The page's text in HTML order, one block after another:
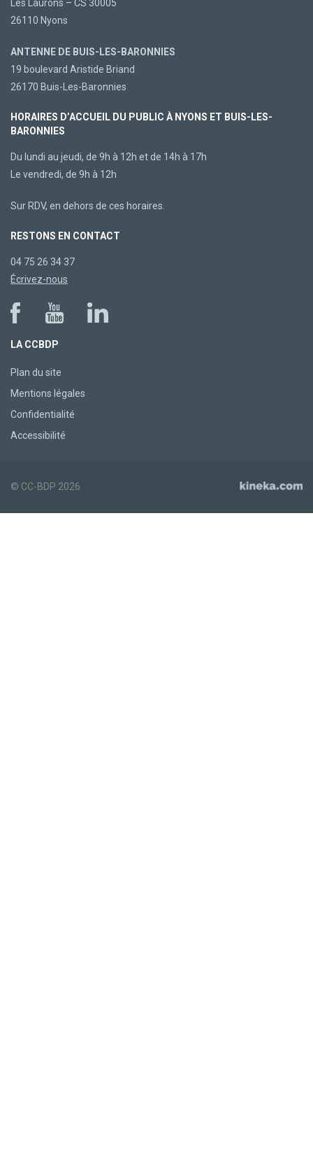
Les Laurons – CS 30005
26110 Nyons
ANTENNE DE BUIS-LES-BARONNIES
19 boulevard Aristide Briand
26170 Buis-Les-Baronnies
HORAIRES D’ACCUEIL DU PUBLIC À NYONS ET BUIS-LES-
BARONNIES
Du lundi au jeudi, de 9h à 12h et de 14h à 17h
Le vendredi, de 9h à 12h
Sur RDV, en dehors de ces horaires.
RESTONS EN CONTACT
04 75 26 34 37
Écrivez-nous
LA CCBDP
Plan du site
Mentions légales
Confidentialité
Accessibilité
© CC-BDP 2026